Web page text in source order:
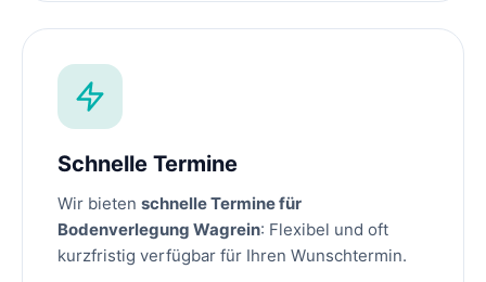
Schnelle Termine
Wir bieten schnelle Termine für
Bodenverlegung Wagrein: Flexibel und oft
kurzfristig verfügbar für Ihren Wunschtermin.